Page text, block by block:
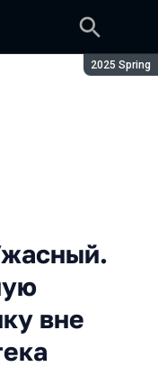
Сезон:
2025 Spring
вне